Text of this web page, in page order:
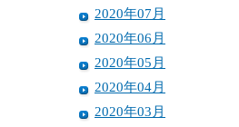
2020年07月
2020年06月
2020年05月
2020年04月
2020年03月